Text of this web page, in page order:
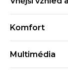
Komfort
Multimédia